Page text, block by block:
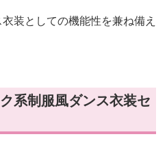
装としての機能性を兼ね備え
系制服風ダンス衣装セ